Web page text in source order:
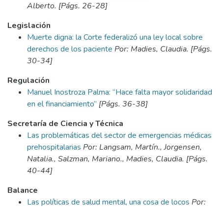
Alberto. [Págs. 26-28]
Legislación
Muerte digna: la Corte federalizó una ley local sobre
derechos de los paciente Por: Madies, Claudia. [Págs.
30-34]
Regulación
Manuel Inostroza Palma: “Hace falta mayor solidaridad
en el financiamiento” [Págs. 36-38]
Secretaría de Ciencia y Técnica
Las problemáticas del sector de emergencias médicas
prehospitalarias Por: Langsam, Martín., Jorgensen,
Natalia., Salzman, Mariano., Madies, Claudia. [Págs.
40-44]
Balance
Las políticas de salud mental, una cosa de locos Por: